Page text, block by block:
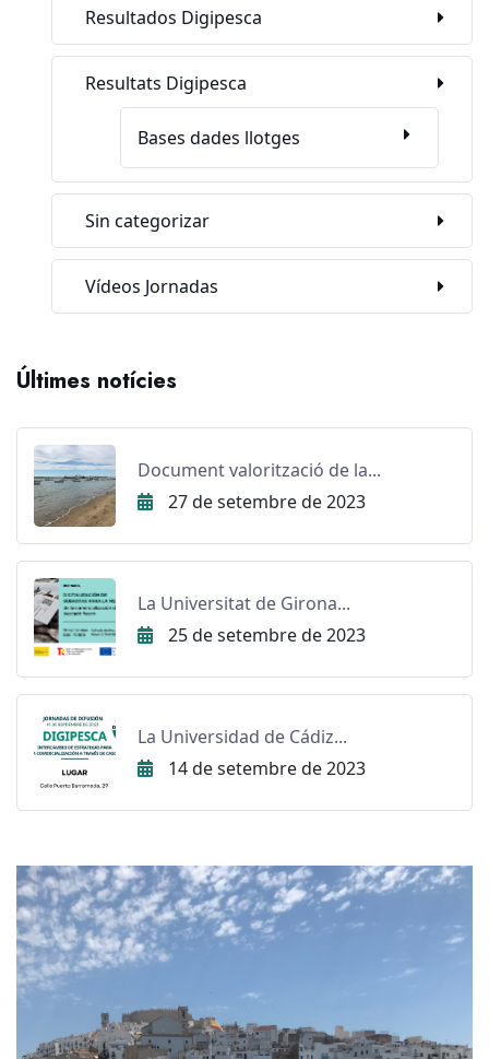
Resultados Digipesca
Resultats Digipesca
Bases dades llotges
Sin categorizar
Vídeos Jornadas
Últimes notícies
Document valorització de la...
27 de setembre de 2023
La Universitat de Girona...
25 de setembre de 2023
La Universidad de Cádiz...
14 de setembre de 2023